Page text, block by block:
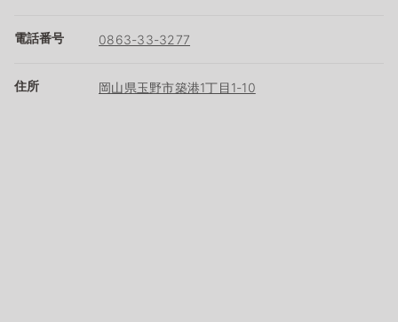
電話番号 0863-33-3277
住所 岡山県玉野市築港1丁目1-10